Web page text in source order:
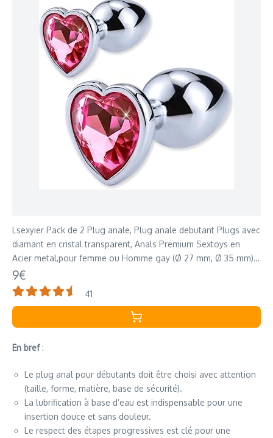
Lsexyier Pack de 2 Plug anale, Plug anale debutant Plugs avec
diamant en cristal transparent, Anals Premium Sextoys en
Acier metal,pour femme ou Homme gay (Ø 27 mm, Ø 35 mm),
Argent
9€
41
En bref:
Le plug anal pour débutants doit être choisi avec attention
(taille, forme, matière, base de sécurité).
La lubrification à base d’eau est indispensable pour une
insertion douce et sans douleur.
Le respect des étapes progressives est clé pour une